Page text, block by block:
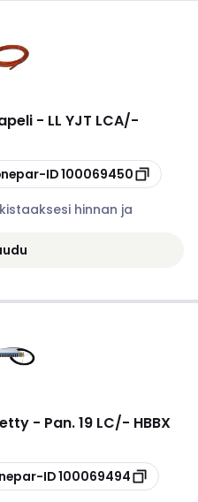
- LL YJT LCA/-
ID100069450
hinnan ja
- Pan. 19 LC/- HBBX
ID100069494